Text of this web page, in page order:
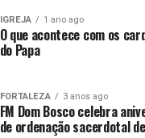
IGREJA 1 ano ago
O que acontece com os
do Papa
FORTALEZA 3 anos ago
FM Dom Bosco celebra
de ordenação sacerdotal